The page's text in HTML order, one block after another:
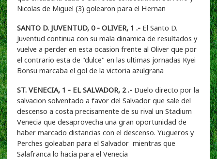
Nicolas de Miguel (3) golearon para el Hernan
SANTO D. JUVENTUD, 0 - OLIVER, 1 .- El Santo D.
Juventud continua con su mala dinamica de resultados y
vuelve a perder en esta ocasion frente al Oliver que por
el contrario esta de "dulce" en las ultimas jornadas Kyei
Bonsu marcaba el gol de la victoria azulgrana
ST. VENECIA, 1 - EL SALVADOR, 2 .- Duelo directo por la
salvacion solventado a favor del Salvador que sale del
descenso a costa precisamente de su rival un Stadium
Venecia que desaprovecha una gran oportunidad de
haber marcado distancias con el descenso. Yugueros y
Perches goleaban para el Salvador mientras que
Salafranca lo hacia para el Venecia